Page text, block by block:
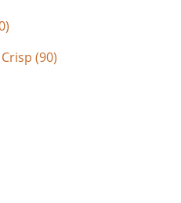
(90)